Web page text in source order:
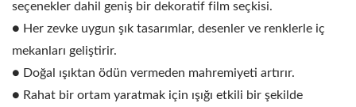
seçenekler dahil geniş bir dekoratif film seçkisi.
● Her zevke uygun şık tasarımlar, desenler ve renklerle iç
mekanları geliştirir.
● Doğal ışıktan ödün vermeden mahremiyeti artırır.
● Rahat bir ortam yaratmak için ışığı etkili bir şekilde